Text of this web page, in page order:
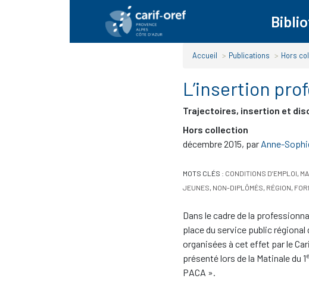
Accueil > Publications > Hors
L’insertion
Trajectoires, insertion et
Hors collection
décembre 2015, par Anne-
MOTS CLÉS : CONDITIONS D’EMPLOI,
JEUNES, NON-DIPLÔMÉS, RÉGION,
Dans le cadre de la
place du service public régional
organisées à cet effet par le
présenté lors de la Matinale du 1
PACA ».
Panneau de gestion des cookies